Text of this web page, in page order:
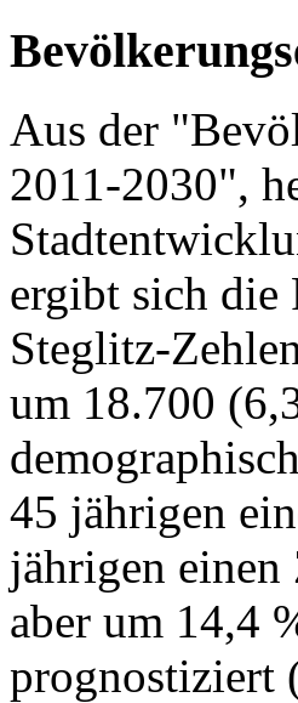
Aus der
2011-2030",
ergibt sich die
Steglitz-
um 18.700
45 jährigen
jährigen
aber um 14,4
prognostiziert